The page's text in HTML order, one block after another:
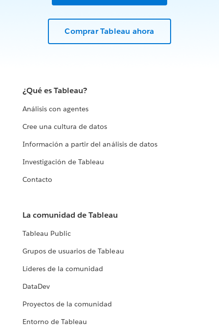
Comprar Tableau ahora
¿Qué es Tableau?
Análisis con agentes
Cree una cultura de datos
Información a partir del análisis de datos
Investigación de Tableau
Contacto
La comunidad de Tableau
Tableau Public
Grupos de usuarios de Tableau
Líderes de la comunidad
DataDev
Proyectos de la comunidad
Entorno de Tableau